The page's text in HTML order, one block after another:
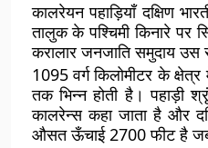
कालरेयन पहाड़ियाँ दक्षिण
तालुक के पश्चिमी किनारे पर
करालार जनजाति समुदाय उस
1095 वर्ग किलोमीटर के
तक भिन्न होती है। पहाड़ी
कालरेन्स कहा जाता है और
औसत ऊँचाई 2700 फीट है